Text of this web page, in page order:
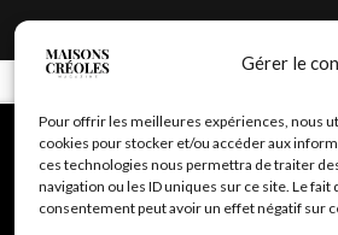
Gérer le
Pour offrir les meilleures expériences, nous
cookies pour stocker et/ou accéder aux
ces technologies nous permettra de traiter
navigation ou les ID uniques sur ce site. Le
consentement peut avoir un effet négatif sur